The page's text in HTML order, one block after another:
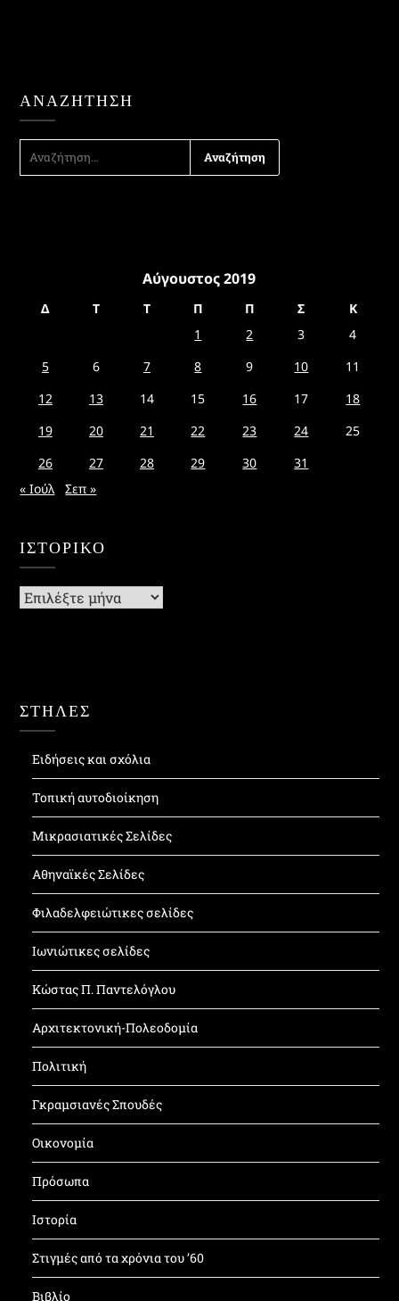
ΑΝΑΖΉΤΗΣΗ
ΑΝΑΖΉΤΗΣΗ
ΓΙΑ:
Αύγουστος 2019
Δ Τ Τ Π Π Σ
Κ
1
2 3
4
5
6 7 8 9 10
11
12
13 14 15 16 17
18
19
20 21 22 23 24
25
26
27 28 29 30
31
« Ιούλ
Σεπ »
ΙΣΤΟΡΙΚΌ
Ιστορικό
ΣΤΗΛΕΣ
Ειδήσεις και σχόλια
Τοπική αυτοδιοίκηση
Μικρασιατικές Σελίδες
Αθηναϊκές Σελίδες
Φιλαδελφειώτικες σελίδες
Ιωνιώτικες σελίδες
Κώστας Π. Παντελόγλου
Αρχιτεκτονική-Πολεοδομία
Πολιτική
Γκραμσιανές Σπουδές
Οικονομία
Πρόσωπα
Ιστορία
Στιγμές από τα χρόνια του ’60
Βιβλίο